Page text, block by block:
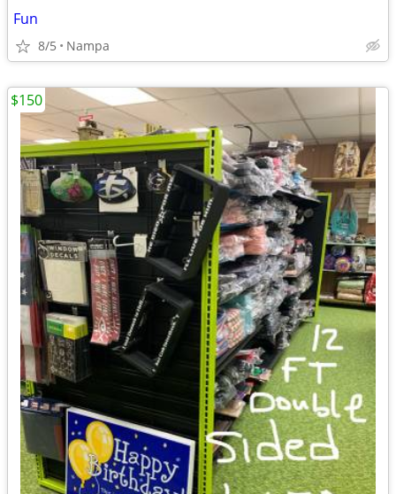
Fun
8/5 Nampa
$150